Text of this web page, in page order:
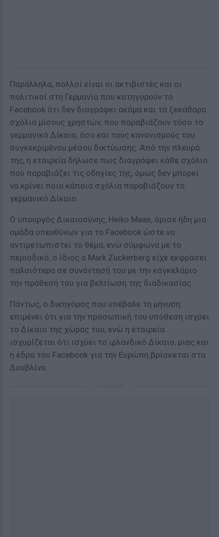
Παράλληλα, πολλοί είναι οι ακτιβιστές και οι
πολιτικοί στη Γερμανία που κατηγορούν το
Facebook ότι δεν διαγράφει ακόμα και τα ξεκάθαρα
σχόλια μίσους χρηστών, που παραβιάζουν τόσο το
γερμανικό Δίκαιο, όσο και τους κανονισμούς του
συγκεκριμένου μέσου δικτύωσης. Από την πλευρά
της, η εταιρεία δήλωσε πως διαγράφει κάθε σχόλιο
που παραβιάζει τις οδηγίες της, όμως δεν μπορεί
να κρίνει ποια κάποια σχόλια παραβιάζουν το
γερμανικό Δίκαιο.
Ο υπουργός Δικαιοσύνης, Heiko Maas, όρισε ήδη μια
ομάδα υπευθύνων για το Facebook ώστε να
αντιμετωπιστεί το θέμα, ενώ σύμφωνα με το
περιοδικό, ο ίδιος ο Mark Zuckerberg είχε εκφράσει
παλαιότερα σε συνάντησή του με την καγκελάριο
την πρόθεσή του για βελτίωση της διαδικασίας.
Πάντως, ο δικηγόρος που υπέβαλε τη μήνυση
επιμένει ότι για την προσωπική του υπόθεση ισχύει
το Δίκαιο της χώρας του, ενώ η εταιρεία
ισχυρίζεται ότι ισχύει το ιρλανδικό Δίκαιο, μιας και
η έδρα του Facebook για την Ευρώπη βρίσκεται στο
Δουβλίνο.